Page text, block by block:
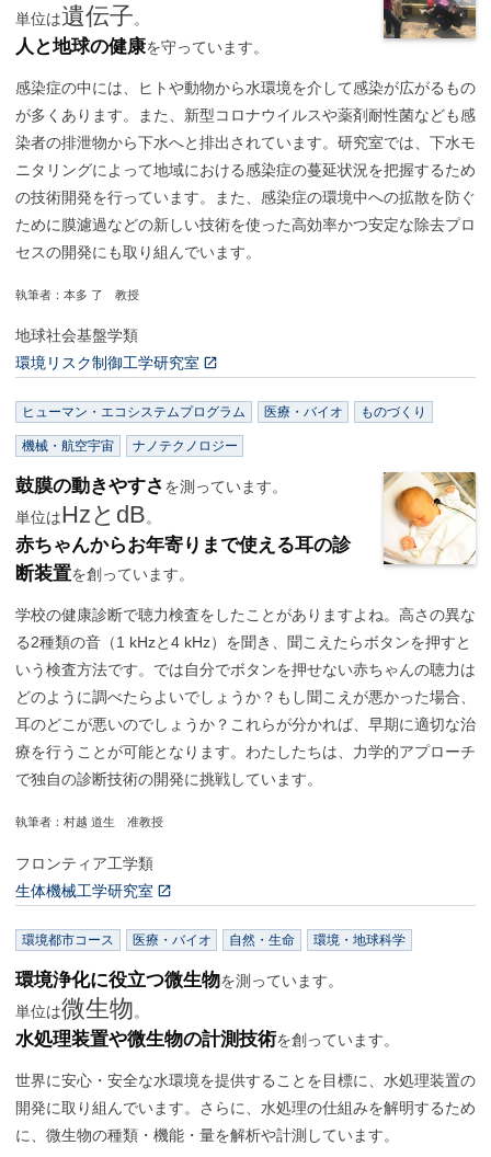
単位は遺伝子。
人と地球の健康を守っています。
感染症の中には、ヒトや動物から水環境を介して感染が広がるもの
が多くあります。また、新型コロナウイルスや薬剤耐性菌なども感
染者の排泄物から下水へと排出されています。研究室では、下水モ
ニタリングによって地域における感染症の蔓延状況を把握するため
の技術開発を行っています。また、感染症の環境中への拡散を防ぐ
ために膜濾過などの新しい技術を使った高効率かつ安定な除去プロ
セスの開発にも取り組んでいます。
執筆者：本多 了 教授
地球社会基盤学類
環境リスク制御工学研究室
ヒューマン・エコシステムプログラム 医療・バイオ ものづくり
機械・航空宇宙 ナノテクノロジー
鼓膜の動きやすさを測っています。
単位はHzとdB。
赤ちゃんからお年寄りまで使える耳の診
断装置を創っています。
学校の健康診断で聴力検査をしたことがありますよね。高さの異な
る2種類の音（1 kHzと4 kHz）を聞き、聞こえたらボタンを押すと
いう検査方法です。では自分でボタンを押せない赤ちゃんの聴力は
どのように調べたらよいでしょうか？もし聞こえが悪かった場合、
耳のどこが悪いのでしょうか？これらが分かれば、早期に適切な治
療を行うことが可能となります。わたしたちは、力学的アプローチ
で独自の診断技術の開発に挑戦しています。
執筆者：村越 道生 准教授
フロンティア工学類
生体機械工学研究室
環境都市コース 医療・バイオ 自然・生命 環境・地球科学
環境浄化に役立つ微生物を測っています。
単位は微生物。
水処理装置や微生物の計測技術を創っています。
世界に安心・安全な水環境を提供することを目標に、水処理装置の
開発に取り組んでいます。さらに、水処理の仕組みを解明するため
に、微生物の種類・機能・量を解析や計測しています。